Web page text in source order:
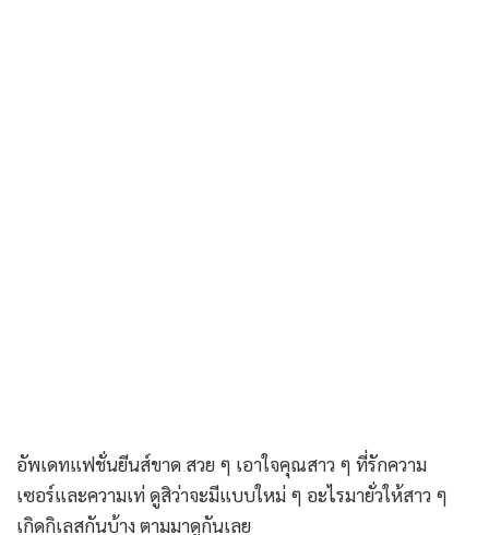
อัพเดทแฟชั่นยีนส์ขาด สวย ๆ เอาใจคุณสาว ๆ ที่รักความ
เซอร์และความเท่ ดูสิว่าจะมีแบบใหม่ ๆ อะไรมายั่วให้สาว ๆ
เกิดกิเลสกันบ้าง ตามมาดูกันเลย